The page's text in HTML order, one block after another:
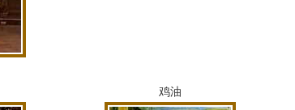
鸡油